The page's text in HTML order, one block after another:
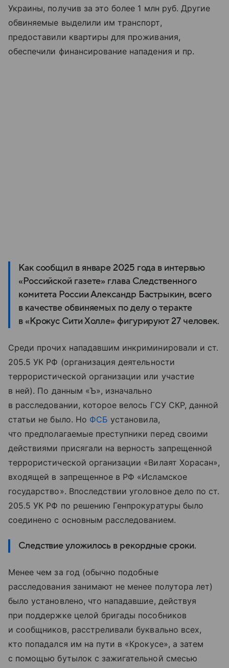
Украины, получив за это более 1 млн руб. Другие
обвиняемые выделили им транспорт,
предоставили квартиры для проживания,
обеспечили финансирование нападения и пр.
Как сообщил в январе 2025 года в интервью
«Российской газете» глава Следственного
комитета России Александр Бастрыкин, всего
в качестве обвиняемых по делу о теракте
в «Крокус Сити Холле» фигурируют 27 человек.
Среди прочих нападавшим инкриминировали и ст.
205.5 УК РФ (организация деятельности
террористической организации или участие
в ней). По данным «Ъ», изначально
в расследовании, которое велось ГСУ СКР, данной
статьи не было. Но ФСБ установила,
что предполагаемые преступники перед своими
действиями присягали на верность запрещенной
террористической организации «Вилаят Хорасан»,
входящей в запрещенное в РФ «Исламское
государство». Впоследствии уголовное дело по ст.
205.5 УК РФ по решению Генпрокуратуры было
соединено с основным расследованием.
Следствие уложилось в рекордные сроки.
Менее чем за год (обычно подобные
расследования занимают не менее полутора лет)
было установлено, что нападавшие, действуя
при поддержке целой бригады пособников
и сообщников, расстреливали буквально всех,
кто попадался им на пути в «Крокусе», а затем
с помощью бутылок с зажигательной смесью